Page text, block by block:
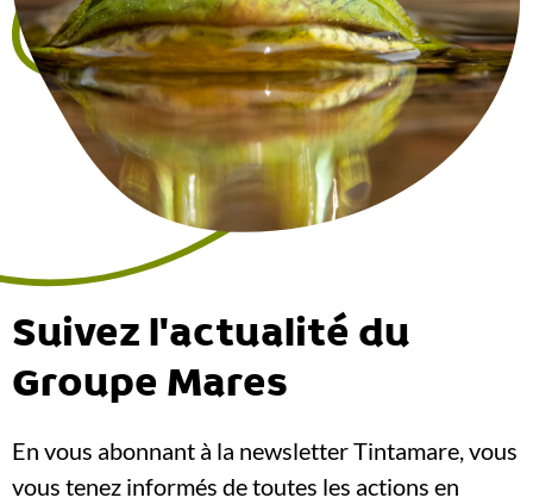
Suivez l'actualité du
Groupe Mares
En vous abonnant à la newsletter Tintamare, vous
vous tenez informés de toutes les actions en